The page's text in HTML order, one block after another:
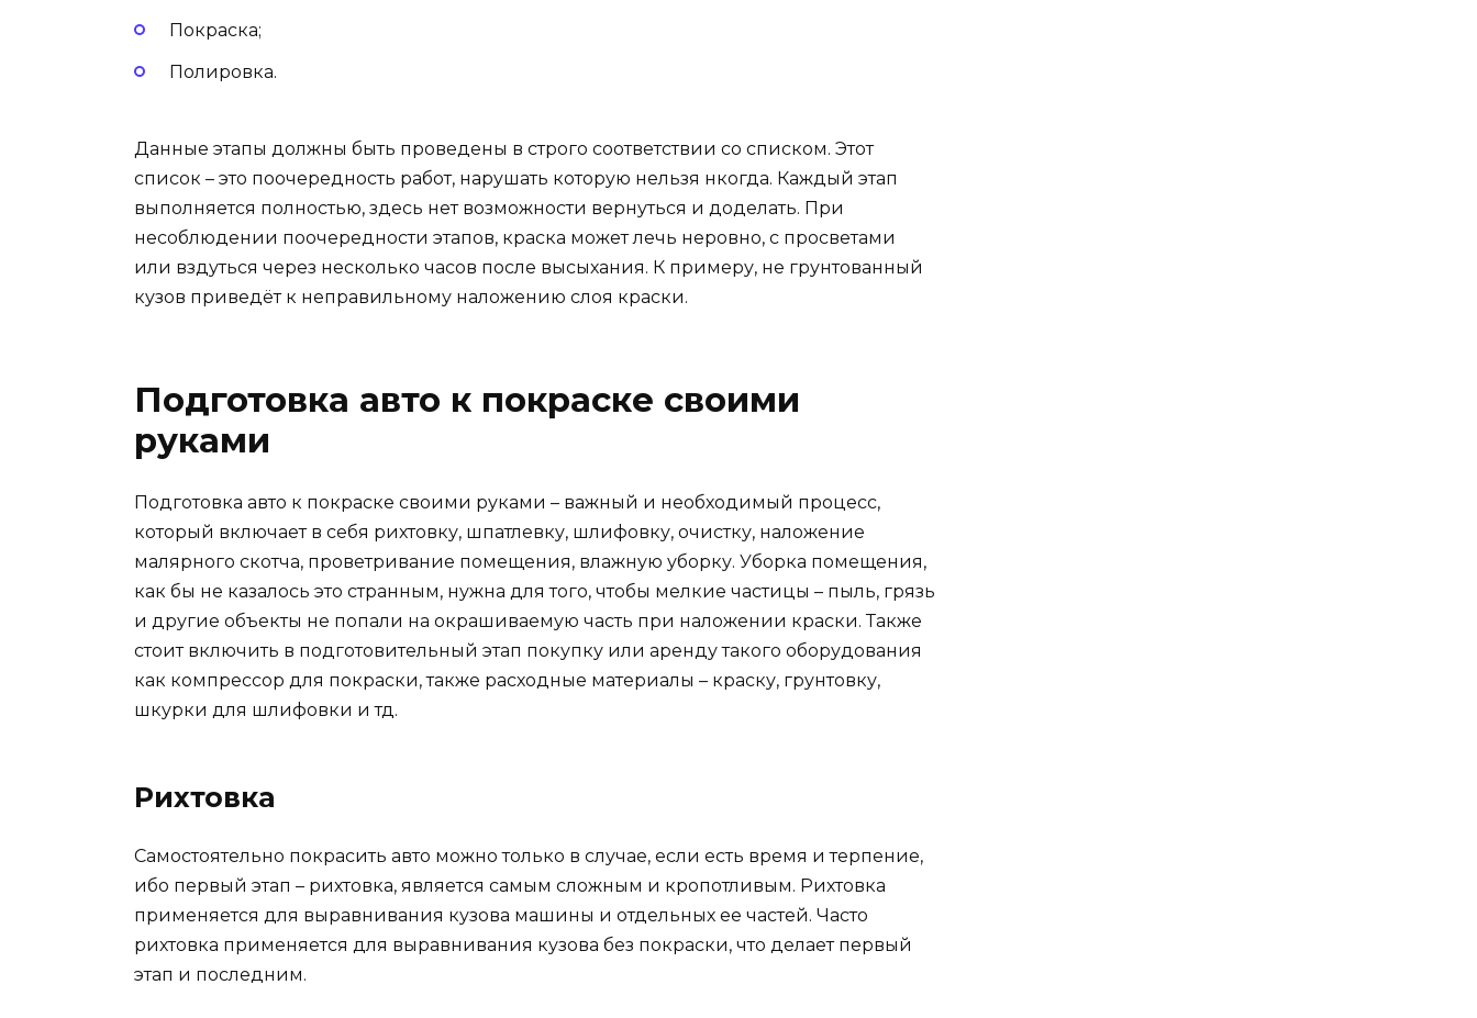
Покраска;
Полировка.
Данные этапы должны быть проведены в строго соответствии со списком. Этот
список – это поочередность работ, нарушать которую нельзя нкогда. Каждый этап
выполняется полностью, здесь нет возможности вернуться и доделать. При
несоблюдении поочередности этапов, краска может лечь неровно, с просветами
или вздуться через несколько часов после высыхания. К примеру, не грунтованный
кузов приведёт к неправильному наложению слоя краски.
Подготовка авто к покраске своими
руками
Подготовка авто к покраске своими руками – важный и необходимый процесс,
который включает в себя рихтовку, шпатлевку, шлифовку, очистку, наложение
малярного скотча, проветривание помещения, влажную уборку. Уборка помещения,
как бы не казалось это странным, нужна для того, чтобы мелкие частицы – пыль, грязь
и другие объекты не попали на окрашиваемую часть при наложении краски. Также
стоит включить в подготовительный этап покупку или аренду такого оборудования
как компрессор для покраски, также расходные материалы – краску, грунтовку,
шкурки для шлифовки и тд.
Рихтовка
Самостоятельно покрасить авто можно только в случае, если есть время и терпение,
ибо первый этап – рихтовка, является самым сложным и кропотливым. Рихтовка
применяется для выравнивания кузова машины и отдельных ее частей. Часто
рихтовка применяется для выравнивания кузова без покраски, что делает первый
этап и последним.